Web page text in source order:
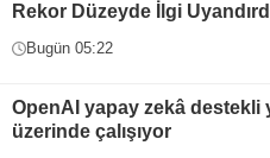
Rekor Düzeyde İlgi
Bugün 05:22
OpenAI yapay zekâ destekli
üzerinde çalışıyor